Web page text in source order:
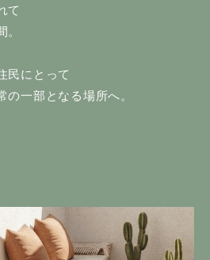
て
民にとって
一部となる場所へ。